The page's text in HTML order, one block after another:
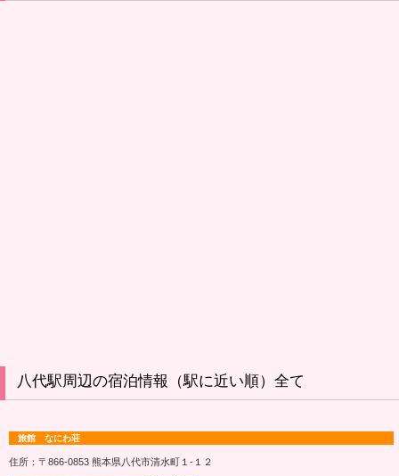
八代駅周辺の宿泊情報（駅に近い順）全て
旅館 なにわ荘
住所：〒866-0853 熊本県八代市清水町１‐１２